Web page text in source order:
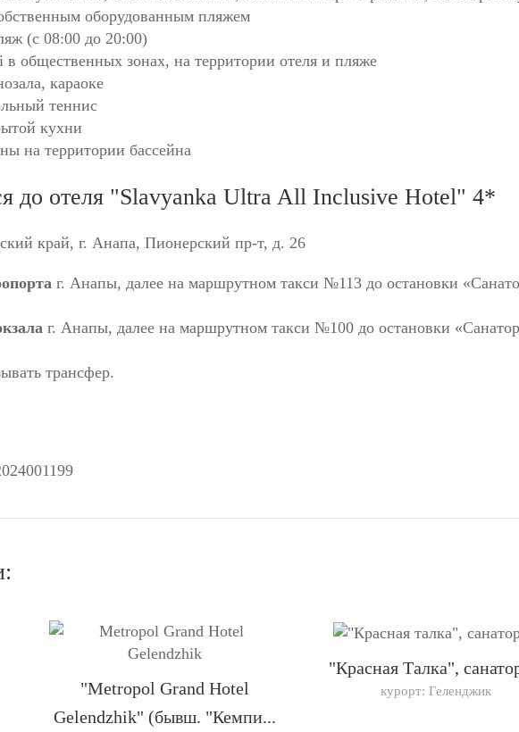
оборудованным пляжем
(с 08:00 до 20:00)
в общественных зонах, на территории отеля и пляже
караоке
теннис
кухни
на территории бассейна
до отеля "Slavyanka Ultra All Inclusive Hotel" 4*
край, г. Анапа, Пионерский пр-т, д. 26
г. Анапы, далее на маршрутном такси №113 до остановки
г. Анапы, далее на маршрутном такси №100 до остановки
трансфер.
"Metropol Grand Hotel
Gelendzhik" (бывш. "Кемпи...
"Красная Талка",
курорт: Геленджик